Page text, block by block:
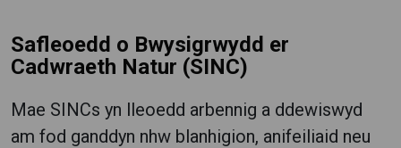
Safleoedd o Bwysigrwydd er
Cadwraeth Natur (SINC)
Mae SINCs yn lleoedd arbennig a ddewiswyd
am fod ganddyn nhw blanhigion, anifeiliaid neu